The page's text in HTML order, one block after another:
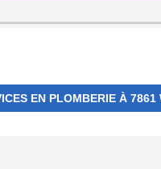
EN PLOMBERIE À 7861